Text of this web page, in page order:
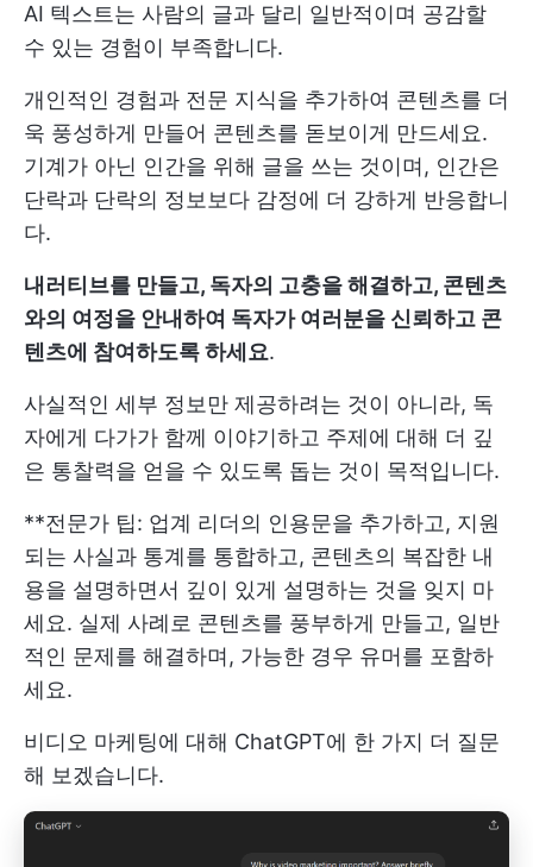
AI 텍스트는 사람의 글과 달리 일반적이며 공감할
수 있는 경험이 부족합니다.
개인적인 경험과 전문 지식을 추가하여 콘텐츠를 더
욱 풍성하게 만들어 콘텐츠를 돋보이게 만드세요.
기계가 아닌 인간을 위해 글을 쓰는 것이며, 인간은
단락과 단락의 정보보다 감정에 더 강하게 반응합니
다.
내러티브를 만들고, 독자의 고충을 해결하고, 콘텐츠
와의 여정을 안내하여 독자가 여러분을 신뢰하고 콘
텐츠에 참여하도록 하세요.
사실적인 세부 정보만 제공하려는 것이 아니라, 독
자에게 다가가 함께 이야기하고 주제에 대해 더 깊
은 통찰력을 얻을 수 있도록 돕는 것이 목적입니다.
**전문가 팁: 업계 리더의 인용문을 추가하고, 지원
되는 사실과 통계를 통합하고, 콘텐츠의 복잡한 내
용을 설명하면서 깊이 있게 설명하는 것을 잊지 마
세요. 실제 사례로 콘텐츠를 풍부하게 만들고, 일반
적인 문제를 해결하며, 가능한 경우 유머를 포함하
세요.
비디오 마케팅에 대해 ChatGPT에 한 가지 더 질문
해 보겠습니다.